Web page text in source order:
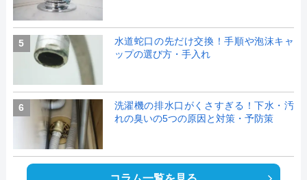
5
水道蛇口の先だけ交換！手順や泡沫キャ
ップの選び方・手入れ
6
洗濯機の排水口がくさすぎる！下水・汚
れの臭いの5つの原因と対策・予防策